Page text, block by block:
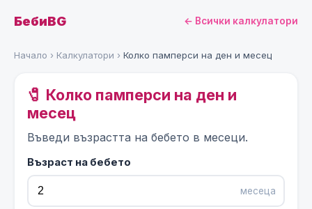
БебиBG ← Всички калкулатори
Начало › Калкулатори › Колко памперси на ден и месец
🧷 Колко памперси на ден и
месец
Въведи възрастта на бебето в месеци.
Възраст на бебето
месеца